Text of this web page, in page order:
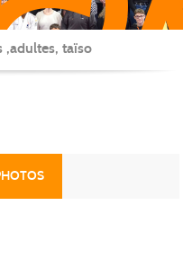
,adultes, taïso